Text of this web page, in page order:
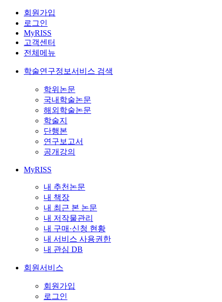
회원가입
로그인
MyRISS
고객센터
전체메뉴
학술연구정보서비스 검색
학위논문
국내학술논문
해외학술논문
학술지
단행본
연구보고서
공개강의
MyRISS
내 추천논문
내 책장
내 최근 본 논문
내 저작물관리
내 구매·신청 현황
내 서비스 사용권한
내 관심 DB
회원서비스
회원가입
로그인